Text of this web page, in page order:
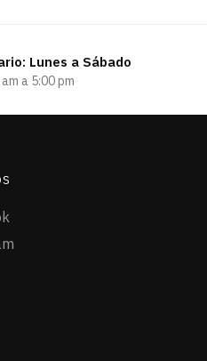
Lunes a Sábado
a 5:00 pm